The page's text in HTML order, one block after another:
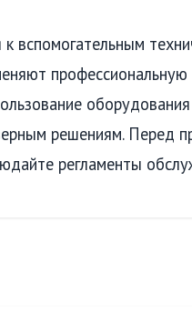
вспомогательным
профессиональную
решениям. Перед
регламенты